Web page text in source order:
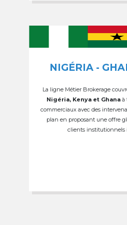
NIGÉRIA -
La ligne Métier Brokerage
Nigéria, Kenya et Ghana à
commerciaux avec des
plan en proposant une offre
clients institutionnels